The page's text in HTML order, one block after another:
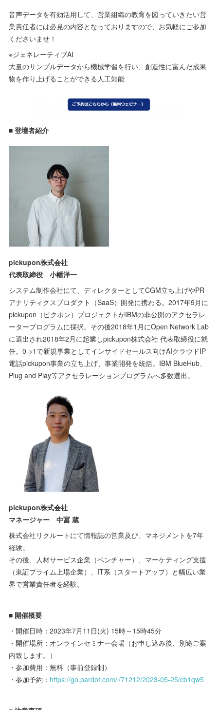
音声データを有効活用して、営業組織の教育を図っていきたい営
業責任者には必見の内容となっておりますので、お気軽にご参加
くださいませ！
※ジェネレーティブAI
大量のサンプルデータから機械学習を行い、創造性に富んだ成果
物を作り上げることができる人工知能
■ 登壇者紹介
pickupon株式会社
代表取締役 小幡洋一
システム制作会社にて、ディレクターとしてCGM立ち上げやPR
アナリティクスプロダクト（SaaS）開発に携わる。2017年9月に
pickupon（ピクポン）プロジェクトがIBMの非公開のアクセラレ
ータープログラムに採択。その後2018年1月にOpen Network Lab
に選出され2018年2月に起業しpickupon株式会社 代表取締役に就
任。0->1で新規事業としてインサイドセールス向けAIクラウドIP
電話pickupon事業の立ち上げ、事業開発を統括。IBM BlueHub、
Plug and Play等アクセラレーションプログラムへ多数選出。
pickupon株式会社
マネージャー 中冨 蔵
株式会社リクルートにて情報誌の営業及び、マネジメントを7年
経験。
その後、人材サービス企業（ベンチャー）、マーケティング支援
（東証プライム上場企業）、IT系（スタートアップ）と幅広い業
界で営業責任者を経験。
■ 開催概要
・開催日時：2023年7月11日(火) 15時～15時45分
・開催場所：オンラインセミナー会場（お申し込み後、別途ご案
内致します。）
・参加費用：無料（事前登録制）
・参加予約： https://go.pardot.com/l/71212/2023-05-25/cb1qw5